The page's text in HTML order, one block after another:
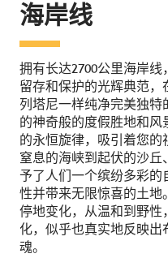
海岸线
拥有长达2700公里海岸
留存和保护的光辉典范
列塔尼一样纯净完美独
的神奇般的度假胜地和
的永恒旋律，吸引着您
窒息的海峡到起伏的沙
予了人们一个缤纷多彩
性并带来无限惊喜的土
停地变化，从温和到野性
化，似乎也真实地反映出
魂。